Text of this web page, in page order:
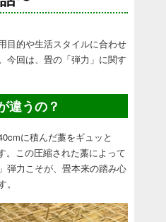
目的や生活スタイルに合わせ
今回は、畳の「弾力」に関す
違うの？
に積んだ藁をギュッと
。この圧縮された藁によって
弾力こそが、畳本来の踏み心